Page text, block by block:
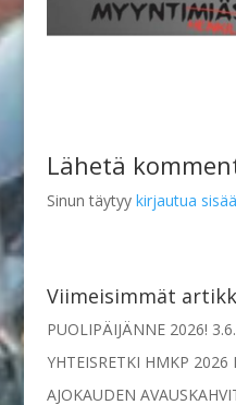
Lähetä
Sinun täytyy kirjautua
Viimeisimmät
PUOLIPÄIJÄNNE 2026!
YHTEISRETKI HMKP 2026
AJOKAUDEN